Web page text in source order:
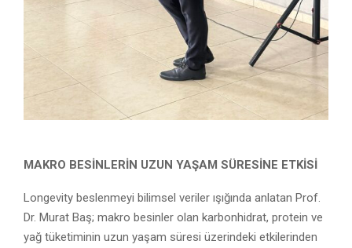
MAKRO BESİNLERİN UZUN YAŞAM SÜRESİNE ETKİSİ
Longevity beslenmeyi bilimsel veriler ışığında anlatan Prof.
Dr. Murat Baş; makro besinler olan karbonhidrat, protein ve
yağ tüketiminin uzun yaşam süresi üzerindeki etkilerinden